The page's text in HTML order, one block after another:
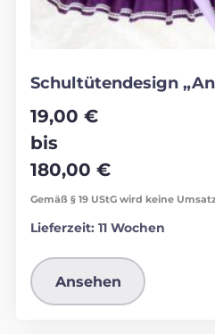
Schultütendesign
19,00 €
bis
180,00 €
Gemäß § 19 UStG wird keine
Lieferzeit: 11 Wochen
Ansehen